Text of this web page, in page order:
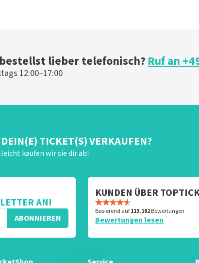
lieber telefonisch?Ruf an
12:00–17:00
TICKET(S) VERKAUFEN?
kaufen wir sie dir ab!
AN!
ABONNIEREN
KUNDEN ÜBER
Basierend auf113.182Bewertungen
Bewertungen lesen